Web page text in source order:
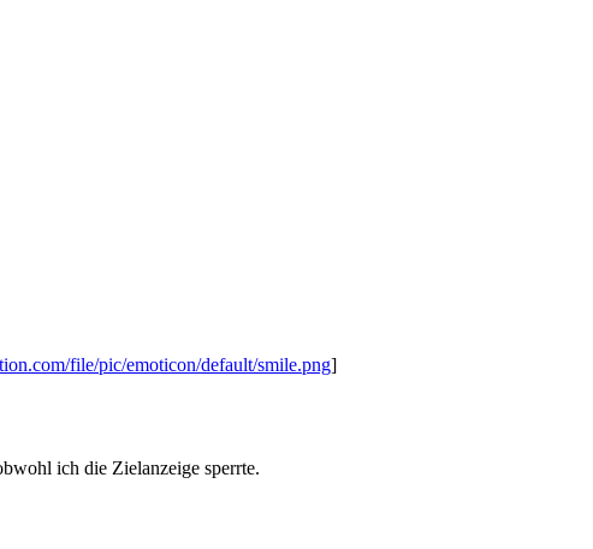
file/pic/emoticon/default/smile.png]
ich die Zielanzeige sperrte.